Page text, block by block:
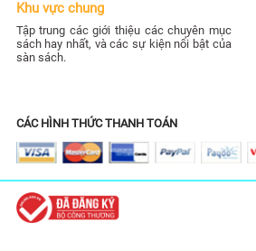
Khu vực chung
Tập trung các giới thiệu các chuyên mục
sách hay nhất, và các sự kiện nổi bật của
sàn sách.
CÁC HÌNH THỨC THANH TOÁN